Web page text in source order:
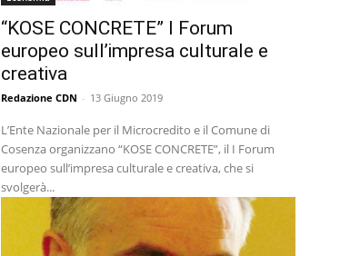
“KOSE CONCRETE” I Forum
europeo sull’impresa culturale e
creativa
Redazione CDN - 13 Giugno 2019
L’Ente Nazionale per il Microcredito e il Comune di
Cosenza organizzano “KOSE CONCRETE”, il I Forum
europeo sull’impresa culturale e creativa, che si
svolgerà...